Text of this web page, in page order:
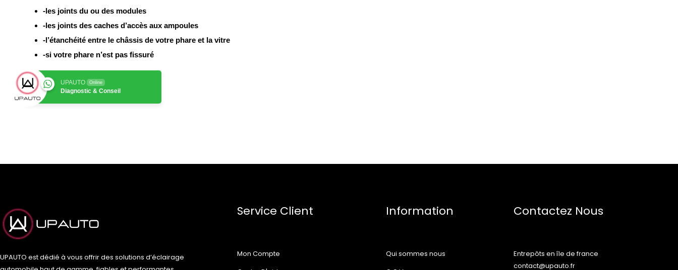
-les joints du ou des modules
-les joints des caches d’accès aux ampoules
-l’étanchéité entre le châssis de votre phare et la vitre
-si votre phare n’est pas fissuré
UPAUTO Online
Diagnostic & Conseil
UPAUTO est dédié à vous offrir des solutions d’éclairage
Service Client
Mon Compte
Information
Qui sommes nous
Contactez Nous
Entrepôts en île de france
contact@upauto.fr